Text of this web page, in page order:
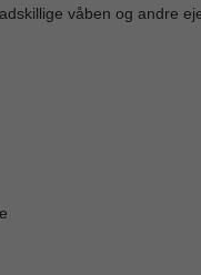
våben og andre